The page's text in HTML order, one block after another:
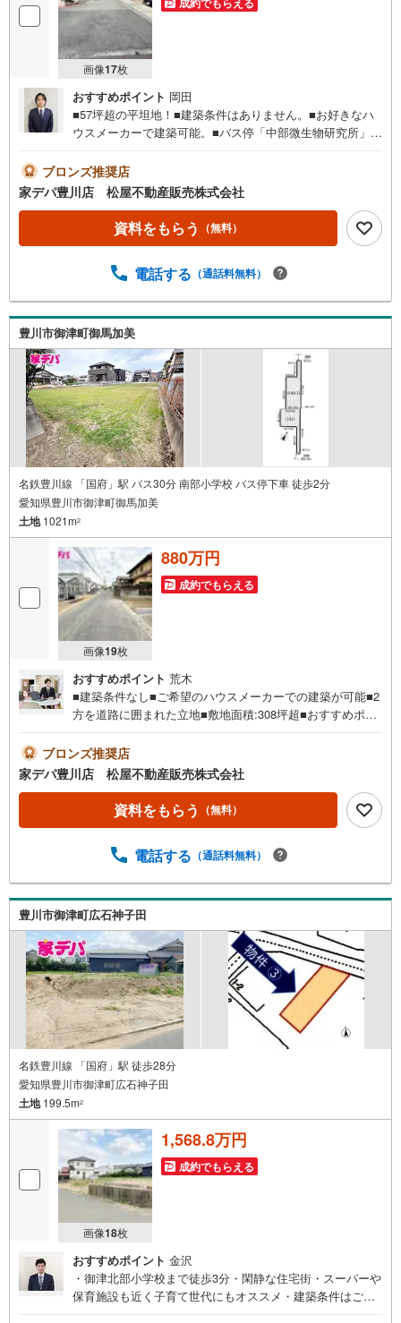
を
マ
す
る
画像17枚
おすすめポイント 岡田
■57坪超の平坦地！■建築条件はありません。■お好きなハ
ウスメーカーで建築可能。■バス停「中部微生物研究所」ま
ォメーション ・御津南部小学校 徒歩30分 ・御津中学
校 徒歩23分 ・御津西部保育園 徒歩8分 ●家デパ 松
屋不動産販売 のつよみ●・豊橋市・豊川市・知立市・浜松
市の4店舗営業中！三河エリア・遠州エリアの物件ならおま
かせください。新築戸建、中古戸建、中古マンション、土
物件のリフォーム実績多数！中古物件をご購入の際、約7
ます。・キッズスペース用意しております。ぜひご家族そ
ろってご来場ください。・営業時間 午前9時00分～午後6時
30分 （定休日:水曜日）この時間帯はお電話でのお問い合
わせがスムーズにご案内できます。右下の電話ボタンをタ
ッチ！もしくはお気軽にお電話ください。
ブロンズ推奨店
家デパ豊川店 松屋不動産販売株式会社
資料をもらう （無料）
電話する （通話料無料）
豊川市御津町御馬加美
名鉄豊川線 「国府」駅 バス30分 南部小学校 バス停下車 徒歩2分
愛知県豊川市御津町御馬加美
土地1021m2
画像19枚
880万円
成約でもらえる
おすすめポイント 荒木
■建築条件なし■ご希望のハウスメーカーでの建築が可能■2
方を道路に囲まれた立地■敷地面積:308坪超■おすすめポイ
敷地面積広々！間取りや外観などの希望が叶いやすい ・
お買い物や生活に便利な施設が周辺に充実の住環境●家デ
パ 松屋不動産販売 のつよみ●・豊橋市・豊川市・知立
市・浜松市の4店舗営業中！三河エリア・遠州エリアの物件
ならおまかせください。新築戸建、中古戸建、中古マンシ
す！・中古物件のリフォーム実績多数！中古物件をご購入
を実現できます。・キッズスペース用意しております。ぜ
ひご家族そろってご来場ください。・営業時間 午前9時00
分～午後6時30分 （定休日:水曜日）この時間帯はお電話で
のお問い合わせがスムーズにご案内できます。右下の電話
ボタンをタッチ！もしくはお気軽にお電話ください。
ブロンズ推奨店
家デパ豊川店 松屋不動産販売株式会社
資料をもらう （無料）
電話する （通話料無料）
豊川市御津町広石神子田
名鉄豊川線 「国府」駅 徒歩28分
愛知県豊川市御津町広石神子田
土地199.5m2
画像18枚
1,568.8万円
成約でもらえる
おすすめポイント 金沢
・御津北部小学校まで徒歩3分・閑静な住宅街・スーパーや
保育施設も近く子育て世代にもオススメ・建築条件はござ